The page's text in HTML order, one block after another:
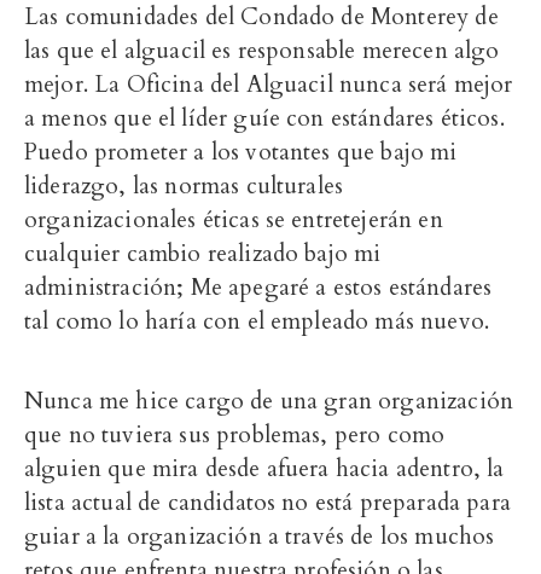
Las comunidades del Condado de Monterey de
las que el alguacil es responsable merecen algo
mejor. La Oficina del Alguacil nunca será mejor
a menos que el líder guíe con estándares éticos.
Puedo prometer a los votantes que bajo mi
liderazgo, las normas culturales
organizacionales éticas se entretejerán en
cualquier cambio realizado bajo mi
administración; Me apegaré a estos estándares
tal como lo haría con el empleado más nuevo.
Nunca me hice cargo de una gran organización
que no tuviera sus problemas, pero como
alguien que mira desde afuera hacia adentro, la
lista actual de candidatos no está preparada para
guiar a la organización a través de los muchos